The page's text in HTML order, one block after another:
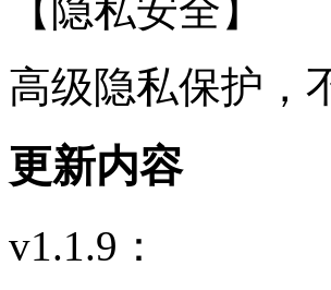
【隐私安全】
高级隐私保护，
更新内容
v1.1.9：